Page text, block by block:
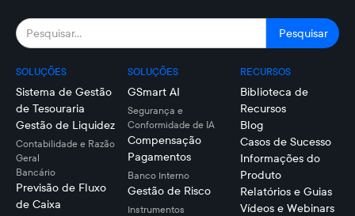
SOLUÇÕES
Sistema de Gestão
de Tesouraria
Gestão de Liquidez
Contabilidade e Razão
Geral
Bancário
Previsão de Fluxo
de Caixa
SOLUÇÕES
GSmart AI
Segurança e
Conformidade de IA
Compensação
Pagamentos
Banco Interno
Gestão de Risco
Instrumentos
RECURSOS
Biblioteca de
Recursos
Blog
Casos de Sucesso
Informações do
Produto
Relatórios e Guias
Vídeos e Webinars